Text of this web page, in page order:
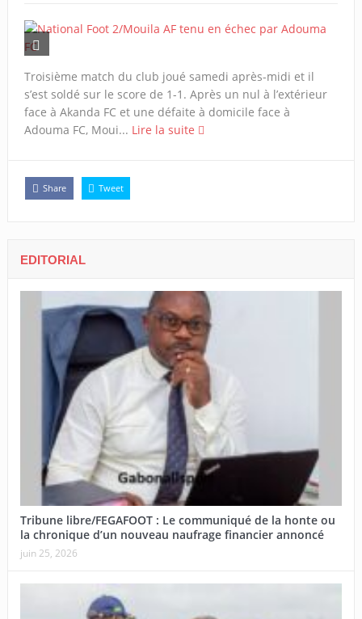
Troisième match du club joué samedi après-midi et il
s’est soldé sur le score de 1-1. Après un nul à l’extérieur
face à Akanda FC et une défaite à domicile face à
Adouma FC, Moui... Lire la suite
Share Tweet
EDITORIAL
Tribune libre/FEGAFOOT : Le communiqué de la honte ou
la chronique d’un nouveau naufrage financier annoncé
juin 25, 2026